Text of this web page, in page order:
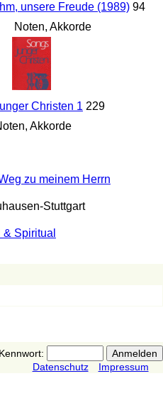
unsere Freude (1989)94
Noten, Akkorde
Christen 1 229
Akkorde
zu meinem Herrn
Stuttgart
Spiritual
Kennwort:
Datenschutz
Impressum